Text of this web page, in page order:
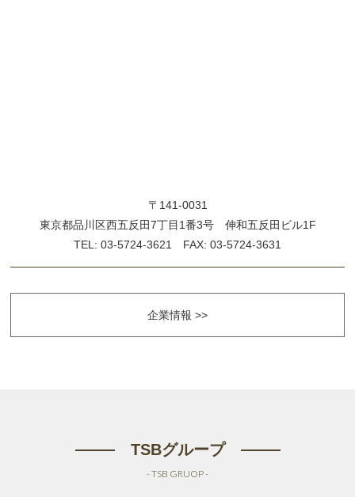
〒141-0031
東京都品川区西五反田7丁目1番3号 伸和五反田ビル1F
TEL: 03-5724-3621 FAX: 03-5724-3631
企業情報 >>
TSBグループ
- TSB GRUOP -